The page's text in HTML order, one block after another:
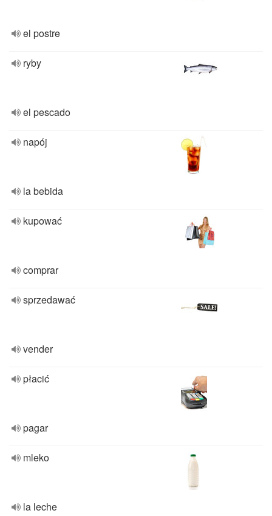
el postre
ryby
el pescado
napój
la bebida
kupować
comprar
sprzedawać
vender
płacić
pagar
mleko
la leche